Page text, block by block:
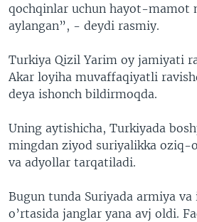
qochqinlar uchun hayot-mamot
aylangan”, - deydi rasmiy.
Turkiya Qizil Yarim oy jamiyati
Akar loyiha muvaffaqiyatli
deya ishonch bildirmoqda.
Uning aytishicha, Turkiyada
mingdan ziyod suriyalikka
va adyollar tarqatiladi.
Bugun tunda Suriyada armiya va
o’rtasida janglar yana avj oldi.